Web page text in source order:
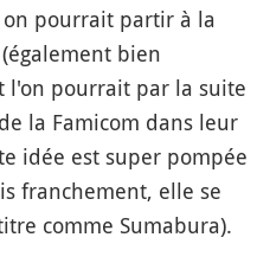
pourrait partir à la
bien
l'on pourrait par la suite
la Famicom dans leur
idée est super pompée
franchement, elle se
comme Sumabura).